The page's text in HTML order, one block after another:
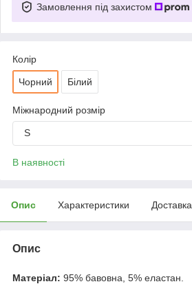
Замовлення під захистом
Колір
Чорний Білий
Міжнародний розмір
S
В наявності
Опис Характеристики Доставка
Опис
Матеріал: 95% бавовна, 5% еластан.